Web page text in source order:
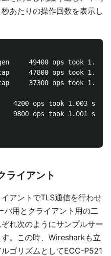
あたりの操作回数を表示し
49400 ops took
47800 ops took 1.002
37300 ops took 1.002
ops took 1.003 sec,
ops took 1.001 sec,
ライアント
アントでTLS通信を行わせ
バ用とクライアント用の二
れ次のようにサンプルサー
。この時、Wiresharkも立
ゴリズムとしてECC-P521